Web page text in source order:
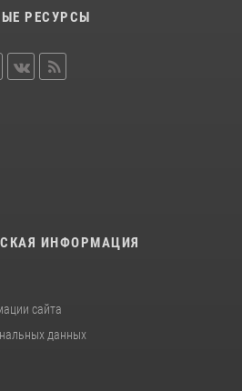
РЕСУРСЫ
ИНФОРМАЦИЯ
сайта
данных